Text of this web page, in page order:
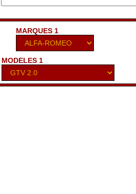
MARQUES 1
MODELES 1